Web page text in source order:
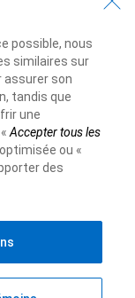
possible, nous
similaires sur
assurer son
tandis que
une
Accepter tous les
ou «
des